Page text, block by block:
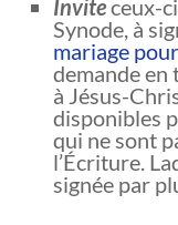
Inviteceux-
Synode, à
mariage
demande en
à Jésus-
disponibles
qui ne sont
l’Écriture.
signée par